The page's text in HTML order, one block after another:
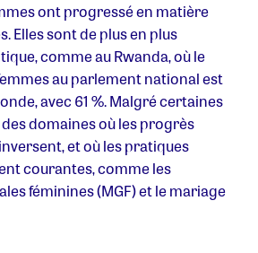
ont progressé en matière
Elles sont de plus en plus
comme au Rwanda, où le
au parlement national est
avec 61 %. Malgré certaines
domaines où les progrès
et où les pratiques
courantes, comme les
féminines (MGF) et le mariage